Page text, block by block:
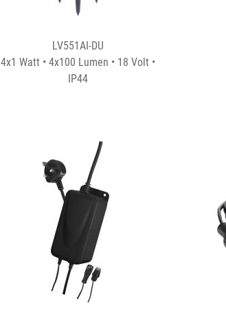
LV551AI-DU
4x1 Watt • 4x100 Lumen • 18 Volt •
IP44